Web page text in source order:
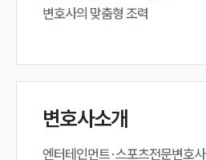
변호사의 맞춤형 조력
변호사소개
엔터테인먼트·스포츠전문변호사